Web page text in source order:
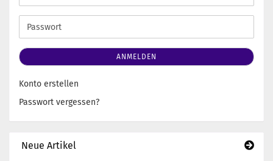
Mail-
Adresse
Passwort
ANMELDEN
Konto erstellen
Passwort vergessen?
Neue Artikel